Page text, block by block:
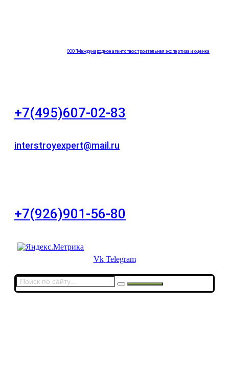
ООО "Международное агентство строительная экспертиза и оценка
+7(495)607-02-83
interstroyexpert@mail.ru
+7(926)901-56-80
Vk Telegram